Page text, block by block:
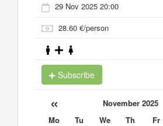
29 Nov 2025 20:00
28.60 €/person
Subscribe
« November 2025
Mo Tu We Th Fr